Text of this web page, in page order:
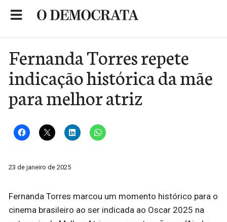
Fernanda Torres repete
indicação histórica da mãe
para melhor atriz
23 de janeiro de 2025
Fernanda Torres marcou um momento histórico para o
cinema brasileiro ao ser indicada ao Oscar 2025 na